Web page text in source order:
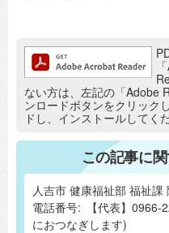
追加情報：PDFファイル
ない方は、左記の「Adobe
ンロードボタンをクリック
ドし、インストールしてく
この記事に
人吉市 健康福祉部 福祉課
電話番号:
【代表】
におつなぎします)